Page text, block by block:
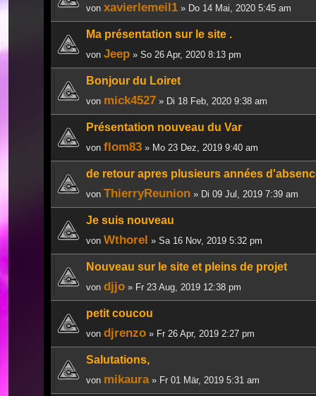
von xavierlemeil1 » Do 14 Mai, 2020 5:45 am
Ma présentation sur le site .
von Jeep » So 26 Apr, 2020 8:13 pm
Bonjour du Loiret
von mick4527 » Di 18 Feb, 2020 9:38 am
Présentation nouveau du Var
von flom83 » Mo 23 Dez, 2019 9:40 am
de retour apres plusieurs années
von ThierryReunion » Di 09 Jul, 2019 7:39 am
Je suis nouveau
von Wthorel » Sa 16 Nov, 2019 5:32 pm
Nouveau sur le site et pleins de projet
von djjo » Fr 23 Aug, 2019 12:38 pm
petit coucou
von djrenzo » Fr 26 Apr, 2019 2:27 pm
Salutations,
von mikaura» Fr 01 Mär, 2019 5:31 am